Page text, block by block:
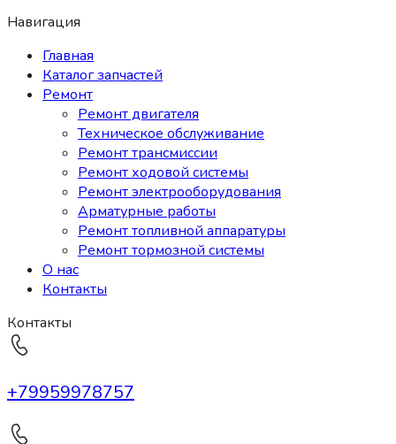
Навигация
Главная
Каталог запчастей
Ремонт
Ремонт двигателя
Техническое обслуживание
Ремонт трансмиссии
Ремонт ходовой системы
Ремонт электрооборудования
Арматурные работы
Ремонт топливной аппаратуры
Ремонт тормозной системы
О нас
Контакты
Контакты
+79959978757